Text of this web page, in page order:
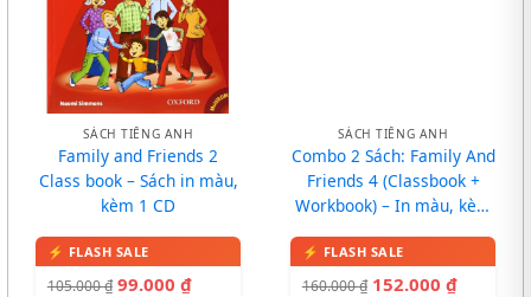
SÁCH TIẾNG ANH
Family and Friends 2
Class book – Sách in màu,
kèm 1 CD
105.000₫ 99.000 ₫
SÁCH TIẾNG ANH
Combo 2 Sách: Family And
Friends 4 (Classbook +
Workbook) – In màu, kèm
160.000₫ 152.000 ₫